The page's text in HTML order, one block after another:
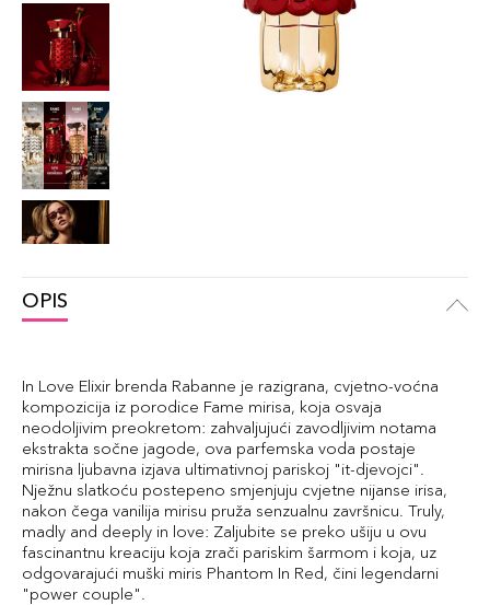
OPIS
In Love Elixir brenda Rabanne je razigrana, cvjetno-voćna
kompozicija iz porodice Fame mirisa, koja osvaja
neodoljivim preokretom: zahvaljujući zavodljivim notama
ekstrakta sočne jagode, ova parfemska voda postaje
mirisna ljubavna izjava ultimativnoj pariskoj "it-djevojci".
Nježnu slatkoću postepeno smjenjuju cvjetne nijanse irisa,
nakon čega vanilija mirisu pruža senzualnu završnicu. Truly,
madly and deeply in love: Zaljubite se preko ušiju u ovu
fascinantnu kreaciju koja zrači pariskim šarmom i koja, uz
odgovarajući muški miris Phantom In Red, čini legendarni
"power couple".